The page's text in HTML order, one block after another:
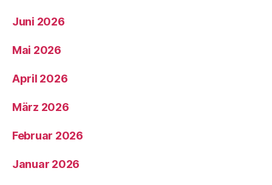
Juni 2026
Mai 2026
April 2026
März 2026
Februar 2026
Januar 2026